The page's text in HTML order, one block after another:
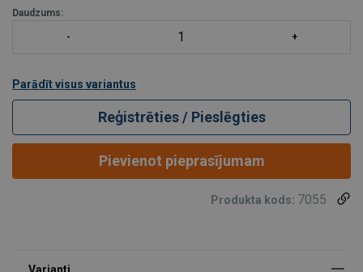
Daudzums:
Parādīt visus variantus
Reģistrēties / Pieslēgties
Pievienot pieprasījumam
Produkta kods: 7055